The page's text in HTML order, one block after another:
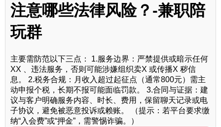
注意哪些法律风险？-兼职陪
玩群
主要需防范以下三点： 1.服务边界：严禁提供或暗示任何
XX 、违法服务，否则可能涉嫌组织卖X 或传播X 秽信
息。 2.税务合规：月收入超过起征点（通常800元）需主
动申报个税，长期不报可能面临罚款。 3.合同与证据：建
议与客户明确服务内容、时长、费用，保留聊天记录或电
子协议，避免被恶意投诉或赖账。 （提示：若平台要求缴
纳“入会费”或“押金”，需警惕诈骗。）